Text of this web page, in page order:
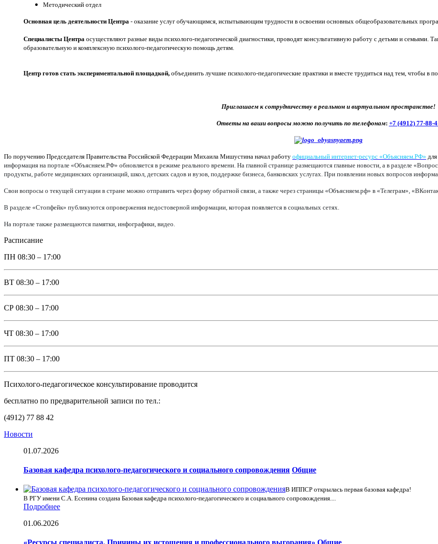
Методический отдел
Основная цель деятельности Центра - оказание услуг обучающимся, испытывающим трудности в освоении основных общеобразовательных
Специалисты Центра осуществляют разные виды психолого-педагогической диагностики, проводят консультативную работу с детьми и
образовательную и комплексную психолого-педагогическую помощь детям.
Центр готов стать экспериментальной площадкой, объединить лучшие психолого-педагогические практики и вместе трудиться над тем, чтобы в
Приглашаем к сотрудничеству в реальном и виртуальном пространстве!
Ответы на ваши вопросы можно получить по телефонам: +7 (4912) 77-88-
По поручению Председателя Правительства Российской Федерации Михаила Мишустина начал работу официальный интернет-ресурс «Объясняем.РФ»
информация на портале «Объясняем.РФ» обновляется в режиме реального времени. На главной странице размещаются главные новости, а в разделе
продукты, работе медицинских организаций, школ, детских садов и вузов, поддержке бизнеса, банковских услугах. При появлении новых вопросов
Свои вопросы о текущей ситуации в стране можно отправить через форму обратной связи, а также через страницы «Объясняем.рф» в «Телеграм»,
В разделе «Стопфейк» публикуются опровержения недостоверной информации, которая появляется в социальных сетях.
На портале также размещаются памятки, инфографики, видео.
Расписание
ПН 08:30 – 17:00
ВТ 08:30 – 17:00
СР 08:30 – 17:00
ЧТ 08:30 – 17:00
ПТ 08:30 – 17:00
Психолого-педагогическое консультирование проводится
бесплатно по предварительной записи по тел.:
(4912) 77 88 42
Новости
01.07.2026
Базовая кафедра психолого-педагогического и социального сопровождения Общие
В ИППСР открылась первая базовая кафедра!
В РГУ имени С.А. Есенина создана Базовая кафедра психолого-педагогического и социального сопровождения....
Подробнее
01.06.2026